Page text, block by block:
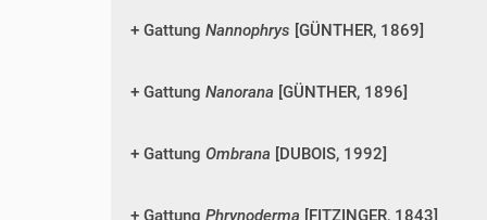
Gattung Nannophrys [GÜNTHER, 1869]
Gattung Nanorana [GÜNTHER, 1896]
Gattung Ombrana [DUBOIS, 1992]
Gattung Phrynoderma [FITZINGER, 1843]